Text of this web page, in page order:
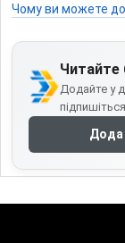
Чому ви можете
Читайте
Додайте у